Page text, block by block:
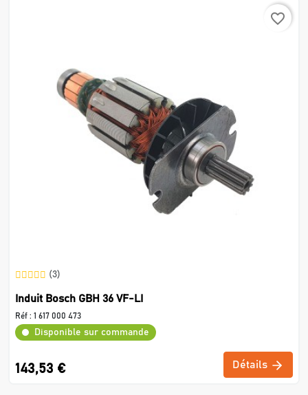
favorite_border
(3)
Induit Bosch GBH 36 VF-LI
Réf : 1 617 000 473
Disponible sur commande
143,53 € Détails